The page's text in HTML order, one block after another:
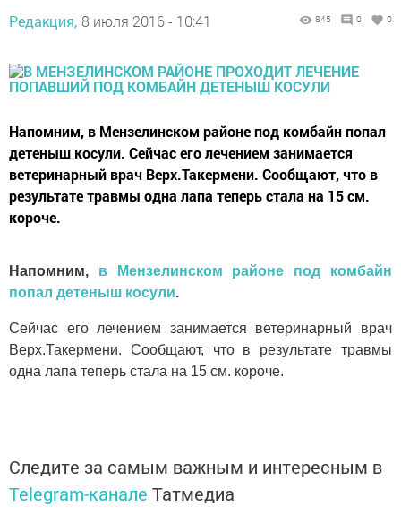
Редакция, 8 июля 2016 - 10:41 845 0 0
Напомним, в Мензелинском районе под комбайн попал
детеныш косули. Сейчас его лечением занимается
ветеринарный врач Верх.Такермени. Сообщают, что в
результате травмы одна лапа теперь стала на 15 см.
короче.
Напомним, в Мензелинском районе под комбайн
попал детеныш косули.
Сейчас его лечением занимается ветеринарный врач
Верх.Такермени. Сообщают, что в результате травмы
одна лапа теперь стала на 15 см. короче.
Следите за самым важным и интересным в
Telegram-канале Татмедиа